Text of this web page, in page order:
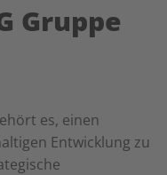
Gruppe
es, einen
Entwicklung zu